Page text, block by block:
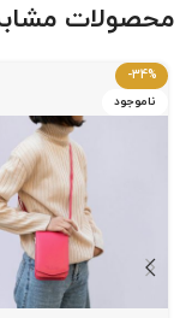
محصولات
-34%
ناموجود